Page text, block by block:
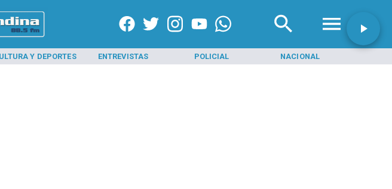
Y DEPORTES ENTREVISTAS POLICIAL NACIONAL